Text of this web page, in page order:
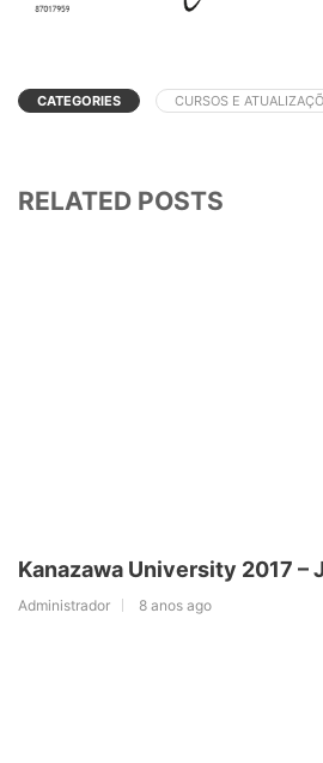
CATEGORIES CURSOS E
RELATED POSTS
Kanazawa University 2017 –
Administrador 8 anos ago